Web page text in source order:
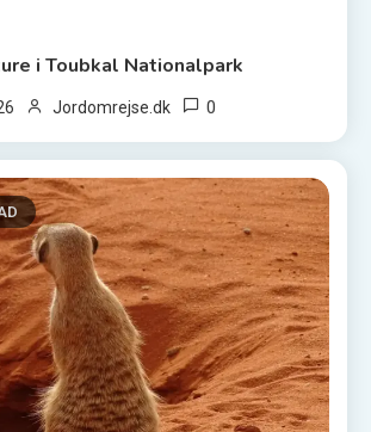
i Toubkal Nationalpark
Jordomrejse.dk 0